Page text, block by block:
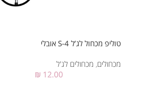
טוליפ מכחול לג’ל 4-S אובלי
מכחולים, מכחולים לג'ל
₪ 12.00